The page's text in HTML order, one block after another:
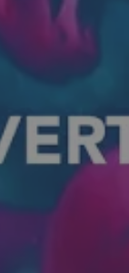
stick, Gratis, met